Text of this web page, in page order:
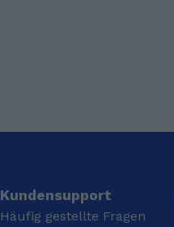
Kundensupport
Häufig gestellte Fragen